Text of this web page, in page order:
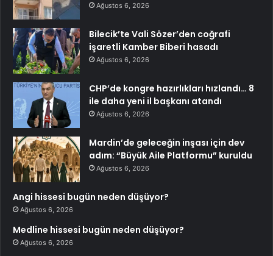
Ağustos 6, 2026
Bilecik’te Vali Sözer’den coğrafi
işaretli Kamber Biberi hasadı
Ağustos 6, 2026
CHP’de kongre hazırlıkları hızlandı… 8
ile daha yeni il başkanı atandı
Ağustos 6, 2026
Mardin’de geleceğin inşası için dev
adım: “Büyük Aile Platformu” kuruldu
Ağustos 6, 2026
Angi hissesi bugün neden düşüyor?
Ağustos 6, 2026
Medline hissesi bugün neden düşüyor?
Ağustos 6, 2026